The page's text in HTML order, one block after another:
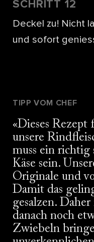
SCHRITT 12
Deckel zu! Nicht
und sofort
TIPP VOM CHEF
Dieses
unsere
muss ein richtig
Käse sein.
Originale und
Damit das
gesalzen.
danach noch
Zwiebeln